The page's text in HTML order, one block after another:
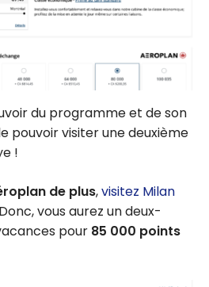
du programme et de son
pouvoir visiter une deuxième
!
de plus,visitez Milan
vous aurez un deux-
pour 85 000 points